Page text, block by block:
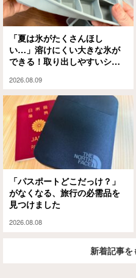
「夏は氷がたくさんほし
い…」溶けにくい大きな氷が
できる！取り出しやすいシリ
2026.08.09
「パスポートどこだっけ？」
がなくなる、旅行の必需品を
見つけました
2026.08.08
新着記事を